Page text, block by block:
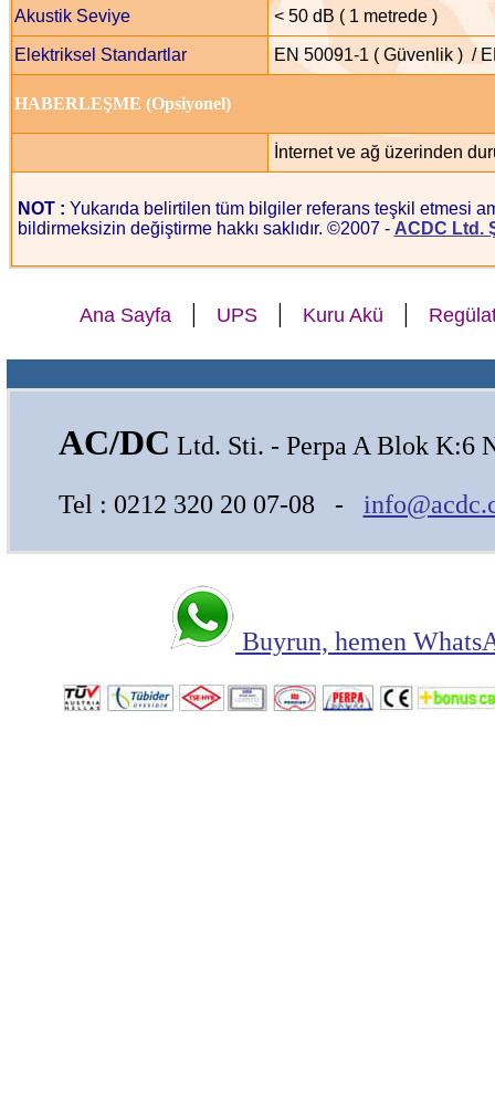
Akustik Seviye < 50 dB ( 1 metrede )
Elektriksel Standartlar EN 50091-1 ( Güvenlik ) /
HABERLEŞME (Opsiyonel)
İnternet ve ağ üzerinden
NOT : Yukarıda belirtilen tüm bilgiler referans teşkil etmesi
bildirmeksizin değiştirme hakkı saklıdır. ©2007 - ACDC Ltd.
Ana Sayfa| UPS| Kuru Akü |
AC/DC Ltd. Sti. - Perpa A Blok K:6
Tel : 0212 320 20 07-08 -
Buyrun, hemen